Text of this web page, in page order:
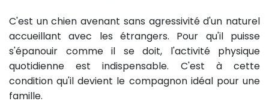
C'est un chien avenant sans agressivité d'un naturel
accueillant avec les étrangers. Pour qu'il puisse
s'épanouir comme il se doit, l'activité physique
quotidienne est indispensable. C'est à cette
condition qu'il devient le compagnon idéal pour une
famille.